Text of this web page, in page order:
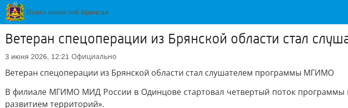
Ветеран спецоперации из Брянской области стал
3 июня 2026, 12:21 Официально
Ветеран спецоперации из Брянской области стал слушателем программы МГИМО
В филиале МГИМО МИД России в Одинцове стартовал четвертый поток программы
развитием территорий».